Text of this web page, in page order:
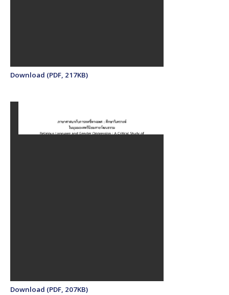
Download (PDF, 217KB)
Download (PDF, 207KB)